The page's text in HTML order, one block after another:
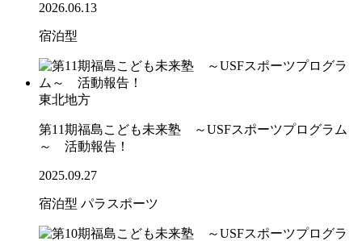
2026.06.13
宿泊型
東北地方
第11期福島こども未来塾 ～USFスポーツプログラム
～ 活動報告！
2025.09.27
宿泊型 パラスポーツ